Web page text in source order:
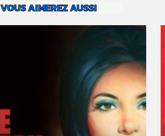
VOUS AIMEREZ AUSSI